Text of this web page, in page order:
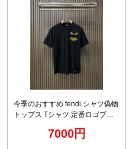
今季のおすすめ fendi シャツ偽物
トップス Tシャツ 定番ロゴプリ
7000円